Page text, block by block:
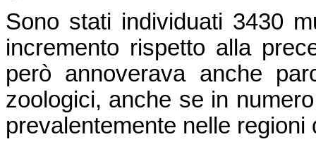
Sono stati individuati 3430
incremento rispetto alla
però annoverava anche
zoologici, anche se in
prevalentemente nelle regioni